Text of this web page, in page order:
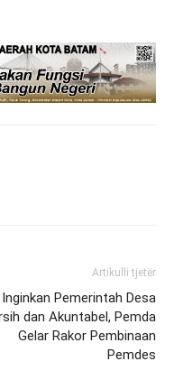
Artikulli tjetër
Inginkan Pemerintah Desa
dan Akuntabel, Pemda
Gelar Rakor Pembinaan
Pemdes